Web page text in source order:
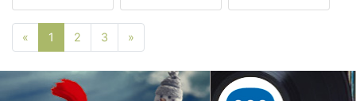
« Poprzednia strona
1 2 3 »